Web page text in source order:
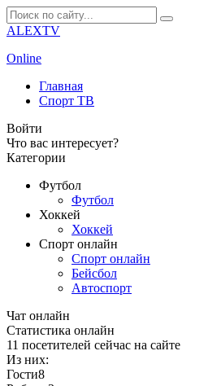
ALEXTV
Online
Главная
Спорт ТВ
Войти
Что вас интересует?
Категории
Футбол
Футбол
Хоккей
Хоккей
Спорт онлайн
Спорт онлайн
Бейсбол
Автоспорт
Чат онлайн
Cтатистика онлайн
11 посетителей сейчас на сайте
Из них:
Гости8